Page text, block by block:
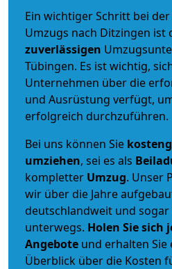
Ein wichtiger Schritt bei
Umzugs nach Ditzingen ist
zuverlässigen
Tübingen. Es ist wichtig,
Unternehmen über die
und Ausrüstung verfügt,
erfolgreich durchzuführen.
Bei uns können Sie
umziehen, sei es als
kompletter Umzug. Unser
wir über die Jahre
deutschlandweit und
unterwegs. Holen Sie sich
Angebote und erhalten Sie
Überblick über die Kosten